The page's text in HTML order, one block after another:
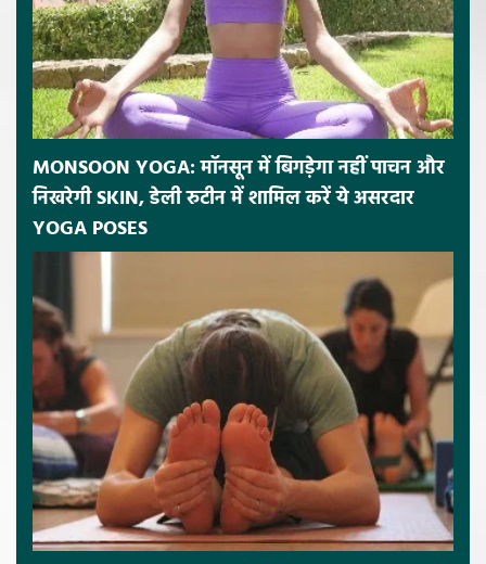
MONSOON YOGA: मॉनसून में बिगड़ेगा नहीं पाचन और
निखरेगी SKIN, डेली रुटीन में शामिल करें ये असरदार
YOGA POSES